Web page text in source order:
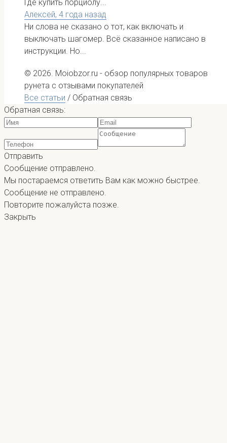
Где купить порциолу...
Алексей, 4 года назад
Ни слова не сказано о тот, как включать и
выключать шагомер. Всё сказанное написано в
инструкции. Но...
© 2026. Moiobzor.ru - обзор популярных товаров
рунета с отзывами покупателей
Все статьи / Обратная связь
Обратная связь:
Отправить
Сообщение отправлено.
Мы постараемся ответить Вам как можно быстрее.
Сообщение не отправлено.
Повторите пожалуйста позже.
Закрыть